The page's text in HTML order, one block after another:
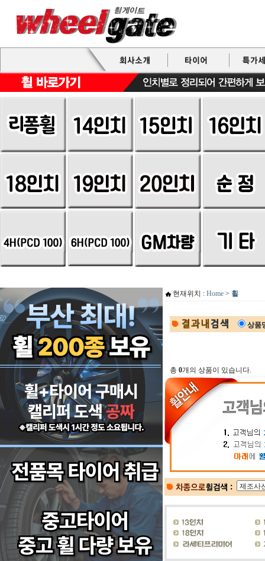
현재위치 : Home > 휠
상품
총 0개의 상품이 있습니다.